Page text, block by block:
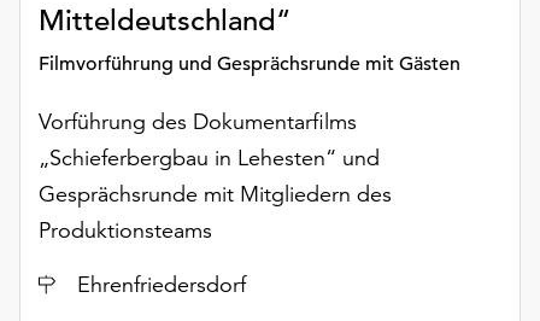
Mitteldeutschland“
Filmvorführung und Gesprächsrunde mit Gästen
Vorführung des Dokumentarfilms
„Schieferbergbau in Lehesten“ und
Gesprächsrunde mit Mitgliedern des
Produktionsteams
Ort
Ehrenfriedersdorf